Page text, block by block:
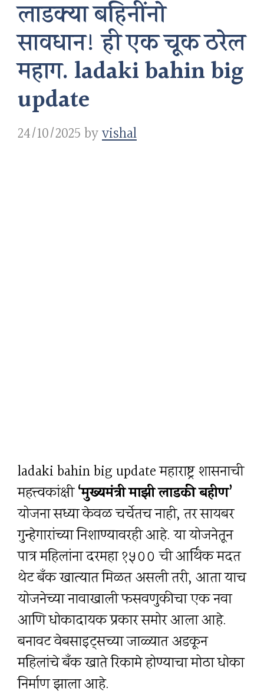
लाडक्या बहिनींनो
सावधान! ही एक चूक ठरेल
महाग. ladaki bahin big
update
24/10/2025byvishal
ladaki bahin big update महाराष्ट्र शासनाची
महत्त्वकांक्षी‘मुख्यमंत्री माझी लाडकी बहीण’
योजना सध्या केवळ चर्चेतच नाही, तर सायबर
गुन्हेगारांच्या निशाण्यावरही आहे. या योजनेतून
पात्र महिलांना दरमहा ₹१५०० ची आर्थिक मदत
थेट बँक खात्यात मिळत असली तरी, आता याच
योजनेच्या नावाखाली फसवणुकीचा एक नवा
आणि धोकादायक प्रकार समोर आला आहे.
बनावट वेबसाइट्सच्या जाळ्यात अडकून
महिलांचे बँक खाते रिकामे होण्याचा मोठा धोका
निर्माण झाला आहे.